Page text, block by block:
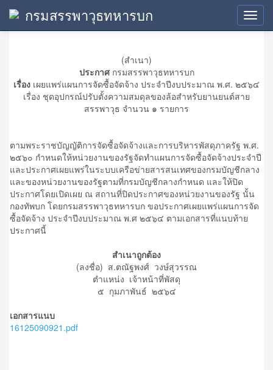
กรมสรรพาวุธทหารบก
ประกาศเผยแพร่แผน
(สำเนา)
ประกาศกรมสรรพาวุธทหารบก
เรื่อง เผยแพร่แผนการจัดซื้อจัดจ้าง ประจำปีงบประมาณ พ.ศ. ๒๕๖๔
เรื่อง ชุดอุปกรณ์ปรับตั้งความสมดุลของล้อสำหรับยานยนต์สาย
สรรพาวุธ จำนวน ๑ รายการ
ตามพระราชบัญญัติการจัดซื้อจัดจ้างและการบริหารพัสดุภาครัฐ พ.ศ.
๒๕๖๐ กำหนดให้หน่วยงานของรัฐจัดทำแผนการจัดซื้อจัดจ้างประจำปี
และประกาศเผยแพร่ในระบบเครือข่ายสารสนเทศของกรมบัญชีกลาง
และของหน่วยงานของรัฐตามที่กรมบัญชีกลางกำหนด และให้ปิด
ประกาศโดยเปิดเผย ณ สถานที่ปิดประกาศของหน่วยงานของรัฐ นั้น
กองทัพบก โดยกรมสรรพาวุธทหารบก ขอประกาศเผยแพร่แผนการจัด
ซื้อจัดจ้าง ประจำปีงบประมาณ พ.ศ ๒๕๖๔ ตามเอกสารที่แนบท้าย
ประกาศนี้
สำเนาถูกต้อง
(ลงชื่อ) ส.ตณัฐพงศ์ วงษ์สุวรรณ
ตำแหน่ง เจ้าหน้าที่พัสดุ
๕ กุมภาพันธ์ ๒๕๖๔
เอกสารแนบ
16125090921.pdf